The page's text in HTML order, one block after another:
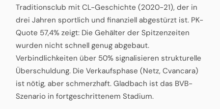
Traditionsclub mit CL-Geschichte (2020-21), der in
drei Jahren sportlich und finanziell abgestürzt ist. PK-
Quote 57,4% zeigt: Die Gehälter der Spitzenzeiten
wurden nicht schnell genug abgebaut.
Verbindlichkeiten über 50% signalisieren strukturelle
Überschuldung. Die Verkaufsphase (Netz, Cvancara)
ist nötig, aber schmerzhaft. Gladbach ist das BVB-
Szenario in fortgeschrittenem Stadium.